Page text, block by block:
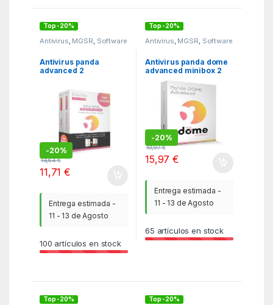
Top -20%
Antivirus MGSR Software
Antivirus panda
advanced 2
-20%
14,64€
11,71€
Entrega estimada -
11 - 13 de Agosto
100 artículos en stock
Top -20%
Antivirus MGSR Software
Antivirus panda dome
advanced minibox 2
licencias 1 año caja
-20%
19,97€
15,97€
Entrega estimada -
11 - 13 de Agosto
65 artículos en stock
Top -20% Top -20%